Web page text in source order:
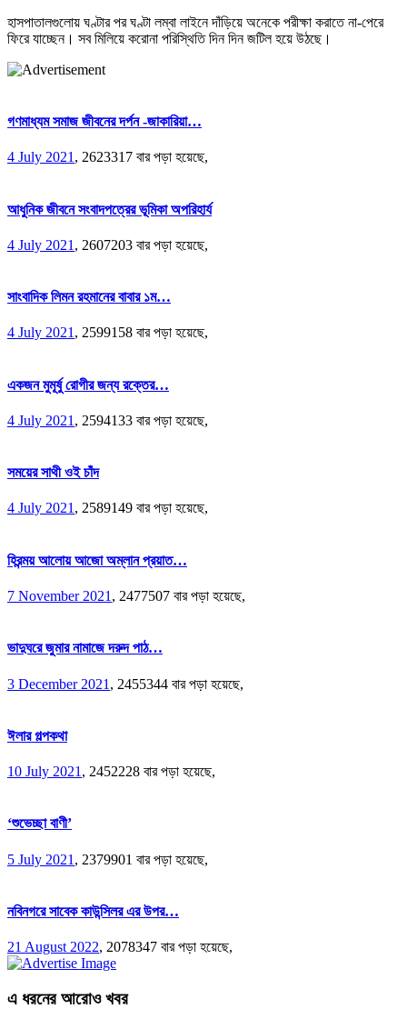
হাসপাতালগুলোয় ঘণ্টার পর ঘণ্টা লম্বা লাইনে দাঁড়িয়ে অনেকে পরীক্ষা করাতে না-পেরে
ফিরে যাচ্ছেন। সব মিলিয়ে করোনা পরিস্থিতি দিন দিন জটিল হয়ে উঠছে।
গণমাধ্যম সমাজ জীবনের দর্পন -জাকারিয়া…
4 July 2021 , 2623317 বার পড়া হয়েছে,
আধুনিক জীবনে সংবাদপত্রের ভূমিকা অপরিহার্য
4 July 2021 , 2607203 বার পড়া হয়েছে,
সাংবাদিক লিমন রহমানের বাবার ১ম…
4 July 2021, 2599158 বার পড়া হয়েছে,
একজন মুমূর্ষু রোগীর জন্য রক্তের…
4 July 2021 , 2594133 বার পড়া হয়েছে,
সময়ের সাথী ওই চাঁদ
4 July 2021, 2589149 বার পড়া হয়েছে,
হিরন্ময় আলোয় আজো অম্লান প্রয়াত…
7 November 2021 , 2477507 বার পড়া হয়েছে,
ভাদুঘরে জুমার নামাজে দরুদ পাঠ…
3 December 2021 , 2455344 বার পড়া হয়েছে,
ঈলার গল্পকথা
10 July 2021 , 2452228 বার পড়া হয়েছে,
‘শুভেচ্ছা বাণী’
5 July 2021 , 2379901 বার পড়া হয়েছে,
নবিনগরে সাবেক কাউন্সিলর এর উপর…
21 August 2022, 2078347 বার পড়া হয়েছে,
এ ধরনের আরোও খবর